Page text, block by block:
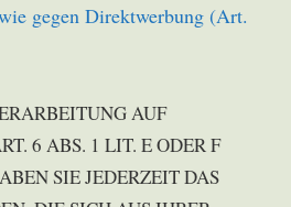
gegen Direktwerbung (Art.
AUF
6 ABS. 1 LIT. E ODER F
SIE JEDERZEIT DAS